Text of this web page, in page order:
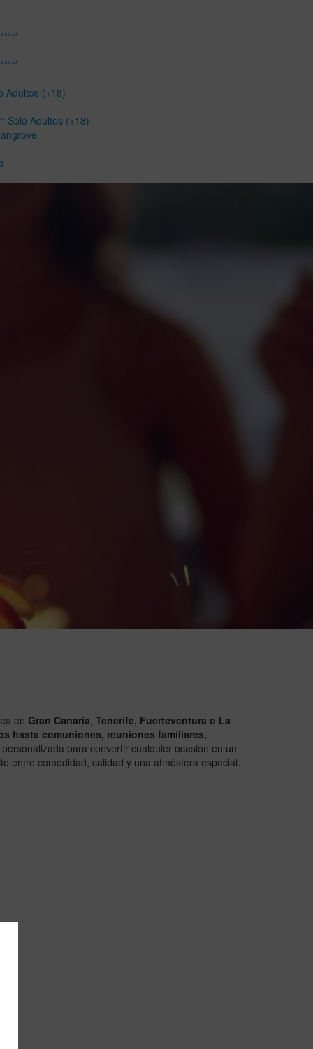
Adultos (+18)
Solo Adultos (+18)
en Gran Canaria, Tenerife, Fuerteventura o La
hasta comuniones, reuniones familiares,
para convertir cualquier ocasión en un
entre comodidad, calidad y una atmósfera especial.